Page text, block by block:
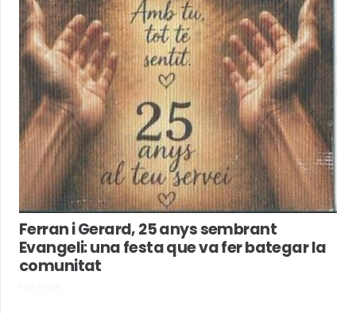
Ferran i Gerard, 25 anys sembrant
Evangeli: una festa que va fer bategar la
comunitat